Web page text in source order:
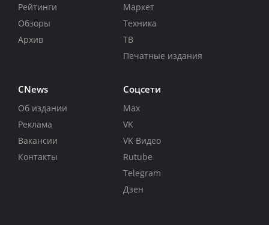
Рейтинги
Обзоры
Архив
Маркет
Техника
ТВ
Печатные издания
CNews
Об издании
Реклама
Вакансии
Контакты
Соцсети
Max
VK
VK Видео
Rutube
Telegram
Дзен